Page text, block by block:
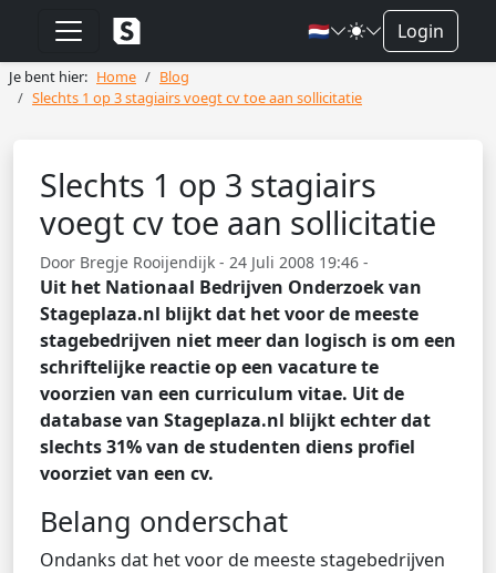
🇳🇱 Login
Je bent hier: Home
Blog
Slechts 1 op 3 stagiairs voegt cv toe aan sollicitatie
Slechts 1 op 3 stagiairs
voegt cv toe aan sollicitatie
Door Bregje Rooijendijk - 24 Juli 2008 19:46 -
Uit het Nationaal Bedrijven Onderzoek van
Stageplaza.nl blijkt dat het voor de meeste
stagebedrijven niet meer dan logisch is om een
schriftelijke reactie op een vacature te
voorzien van een curriculum vitae. Uit de
database van Stageplaza.nl blijkt echter dat
slechts 31% van de studenten diens profiel
voorziet van een cv.
Belang onderschat
Ondanks dat het voor de meeste stagebedrijven